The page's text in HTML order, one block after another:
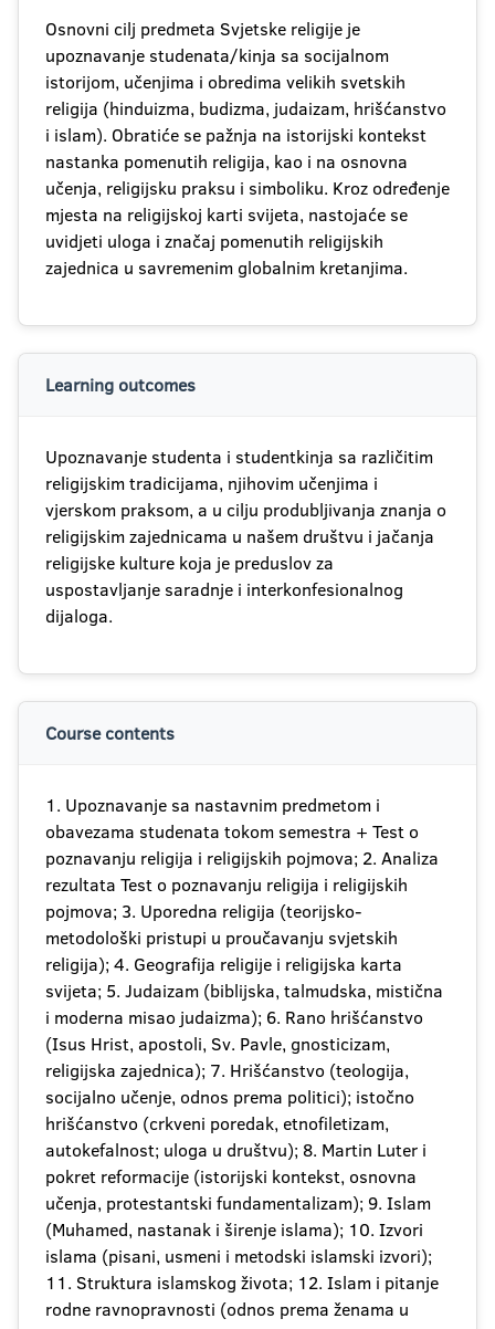
Osnovni cilj predmeta Svjetske religije je
upoznavanje studenata/kinja sa socijalnom
istorijom, učenjima i obredima velikih svetskih
religija (hinduizma, budizma, judaizam, hrišćanstvo
i islam). Obratiće se pažnja na istorijski kontekst
nastanka pomenutih religija, kao i na osnovna
učenja, religijsku praksu i simboliku. Kroz određenje
mjesta na religijskoj karti svijeta, nastojaće se
uvidjeti uloga i značaj pomenutih religijskih
zajednica u savremenim globalnim kretanjima.
Learning outcomes
Upoznavanje studenta i studentkinja sa različitim
religijskim tradicijama, njihovim učenjima i
vjerskom praksom, a u cilju produbljivanja znanja o
religijskim zajednicama u našem društvu i jačanja
religijske kulture koja je preduslov za
uspostavljanje saradnje i interkonfesionalnog
dijaloga.
Course contents
1. Upoznavanje sa nastavnim predmetom i
obavezama studenata tokom semestra + Test o
poznavanju religija i religijskih pojmova; 2. Analiza
rezultata Test o poznavanju religija i religijskih
pojmova; 3. Uporedna religija (teorijsko-
metodološki pristupi u proučavanju svjetskih
religija); 4. Geografija religije i religijska karta
svijeta; 5. Judaizam (biblijska, talmudska, mistična
i moderna misao judaizma); 6. Rano hrišćanstvo
(Isus Hrist, apostoli, Sv. Pavle, gnosticizam,
religijska zajednica); 7. Hrišćanstvo (teologija,
socijalno učenje, odnos prema politici); istočno
hrišćanstvo (crkveni poredak, etnofiletizam,
autokefalnost; uloga u društvu); 8. Martin Luter i
pokret reformacije (istorijski kontekst, osnovna
učenja, protestantski fundamentalizam); 9. Islam
(Muhamed, nastanak i širenje islama); 10. Izvori
islama (pisani, usmeni i metodski islamski izvori);
11. Struktura islamskog života; 12. Islam i pitanje
rodne ravnopravnosti (odnos prema ženama u